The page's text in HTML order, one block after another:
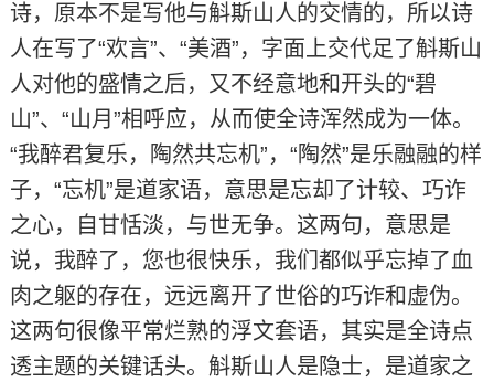
诗，原本不是写他与斛斯山人的交情的，所以诗
人在写了“欢言”、“美酒”，字面上交代足了斛斯山
人对他的盛情之后，又不经意地和开头的“碧
山”、“山月”相呼应，从而使全诗浑然成为一体。
“我醉君复乐，陶然共忘机”，“陶然”是乐融融的样
子，“忘机”是道家语，意思是忘却了计较、巧诈
之心，自甘恬淡，与世无争。这两句，意思是
说，我醉了，您也很快乐，我们都似乎忘掉了血
肉之躯的存在，远远离开了世俗的巧诈和虚伪。
这两句很像平常烂熟的浮文套语，其实是全诗点
透主题的关键话头。斛斯山人是隐士，是道家之